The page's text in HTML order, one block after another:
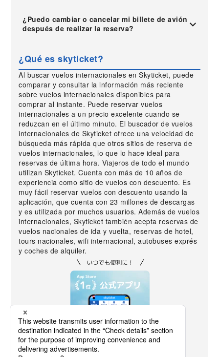
¿Puedo cambiar o cancelar mi billete de avión
después de realizar la reserva?
¿Qué es skyticket?
Al buscar vuelos internacionales en Skyticket, puede
comparar y consultar la información más reciente
sobre vuelos internacionales disponibles para
comprar al instante. Puede reservar vuelos
internacionales a un precio excelente cuando se
reduzcan en el último minuto. El buscador de vuelos
internacionales de Skyticket ofrece una velocidad de
búsqueda más rápida que otros sitios de reserva de
vuelos internacionales, lo que lo hace ideal para
reservas de última hora. Viajeros de todo el mundo
utilizan Skyticket. Cuenta con más de 10 años de
experiencia como sitio de vuelos con descuento. Es
muy fácil reservar vuelos con descuento usando la
aplicación, que cuenta con 23 millones de descargas
y es utilizada por muchos usuarios. Además de vuelos
internacionales, Skyticket también acepta reservas de
vuelos nacionales de ida y vuelta, reservas de hotel,
tours nacionales, wifi internacional, autobuses exprés
y coches de alquiler.